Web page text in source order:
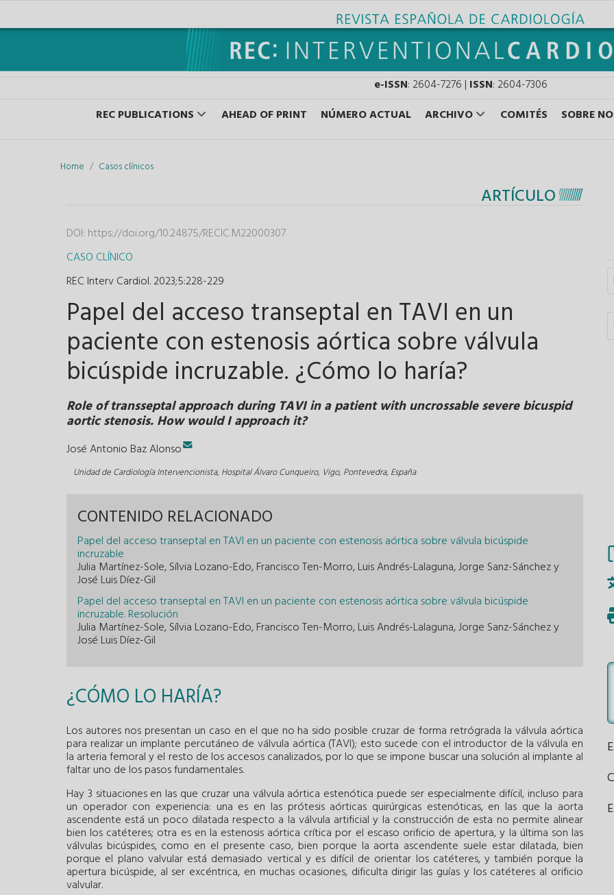
e-ISSN: 2604-7276 | ISSN: 2604-7306
REC PUBLICATIONS
AHEAD OF PRINT NÚMERO ACTUAL ARCHIVO COMITÉS SOBRE
Home Casos clínicos
ARTÍCULO
DOI: https://doi.org/10.24875/RECIC.M22000307
CASO CLÍNICO
REC Interv Cardiol. 2023;5:228-229
Papel del acceso transeptal en TAVI en un
paciente con estenosis aórtica sobre válvula
bicúspide incruzable. ¿Cómo lo haría?
Role of transseptal approach during TAVI in a patient with uncrossable severe bicuspid
aortic stenosis. How would I approach it?
José Antonio Baz Alonso
.
Unidad de Cardiología Intervencionista, Hospital Álvaro Cunqueiro, Vigo, Pontevedra, España
CONTENIDO RELACIONADO
Papel del acceso transeptal en TAVI en un paciente con estenosis aórtica sobre válvula bicúspide
incruzable
Julia Martínez-Sole, Sílvia Lozano-Edo, Francisco Ten-Morro, Luis Andrés-Lalaguna, Jorge Sanz-Sánchez y
José Luis Díez-Gil
Papel del acceso transeptal en TAVI en un paciente con estenosis aórtica sobre válvula bicúspide
incruzable. Resolución
Julia Martínez-Sole, Sílvia Lozano-Edo, Francisco Ten-Morro, Luis Andrés-Lalaguna, Jorge Sanz-Sánchez y
José Luis Díez-Gil
¿CÓMO LO HARÍA?
Los autores nos presentan un caso en el que no ha sido posible cruzar de forma retrógrada la válvula aórtica
para realizar un implante percutáneo de válvula aórtica (TAVI); esto sucede con el introductor de la válvula en
la arteria femoral y el resto de los accesos canalizados, por lo que se impone buscar una solución al implante al
faltar uno de los pasos fundamentales.
Hay 3 situaciones en las que cruzar una válvula aórtica estenótica puede ser especialmente difícil, incluso para
un operador con experiencia: una es en las prótesis aórticas quirúrgicas estenóticas, en las que la aorta
ascendente está un poco dilatada respecto a la válvula artificial y la construcción de esta no permite alinear
bien los catéteres; otra es en la estenosis aórtica crítica por el escaso orificio de apertura, y la última son las
válvulas bicúspides, como en el presente caso, bien porque la aorta ascendente suele estar dilatada, bien
porque el plano valvular está demasiado vertical y es difícil de orientar los catéteres, y también porque la
apertura bicúspide, al ser excéntrica, en muchas ocasiones, dificulta dirigir las guías y los catéteres al orificio
valvular.